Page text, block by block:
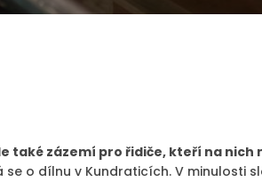
také zázemí pro řidiče, kteří na nich
o dílnu v Kundraticích. V minulosti